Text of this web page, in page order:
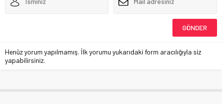
Henüz yorum yapılmamış. İlk yorumu yukarıdaki form aracılığıyla siz
yapabilirsiniz.